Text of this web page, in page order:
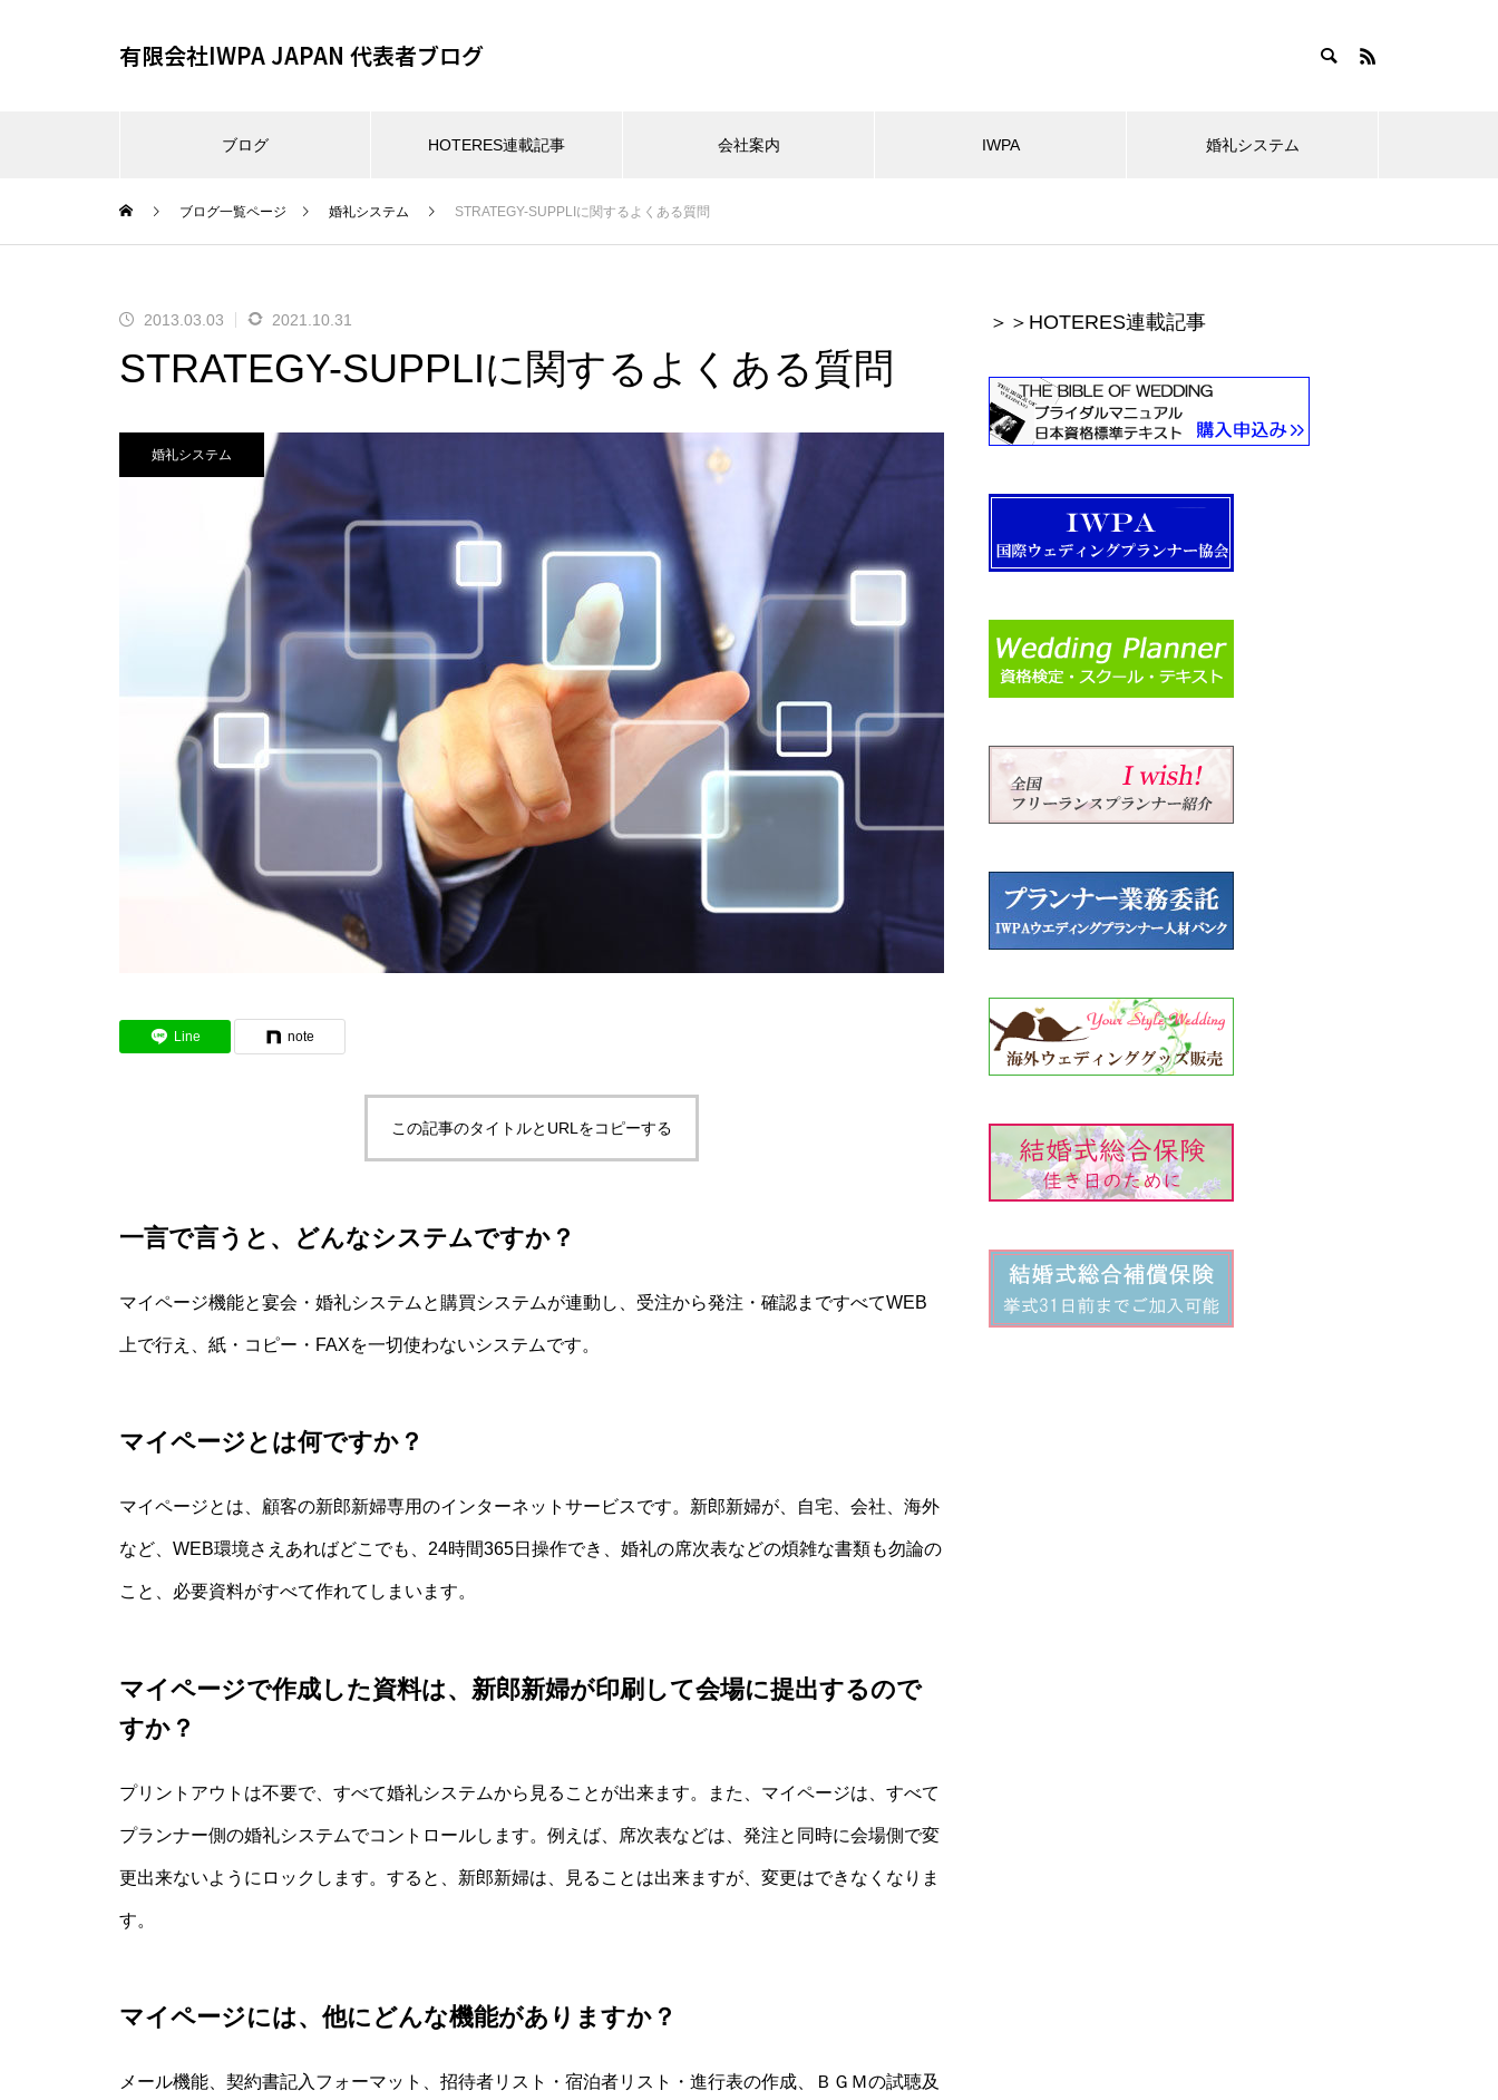
有限会社IWPA JAPAN 代表者ブログ
ブログ HOTERES連載記事 会社案内 IWPA 婚礼システム
ブログ一覧ページ 婚礼システム STRATEGY-SUPPLIに関するよくある質問
2013.03.03 2021.10.31
STRATEGY-SUPPLIに関するよくある質問
婚礼システム
Line note
この記事のタイトルとURLをコピーする
一言で言うと、どんなシステムですか？
マイページ機能と宴会・婚礼システムと購買システムが連動し、受注から発注・確認まですべてWEB
上で行え、紙・コピー・FAXを一切使わないシステムです。
マイページとは何ですか？
マイページとは、顧客の新郎新婦専用のインターネットサービスです。新郎新婦が、自宅、会社、海外
など、WEB環境さえあればどこでも、24時間365日操作でき、婚礼の席次表などの煩雑な書類も勿論の
こと、必要資料がすべて作れてしまいます。
マイページで作成した資料は、新郎新婦が印刷して会場に提出するので
すか？
プリントアウトは不要で、すべて婚礼システムから見ることが出来ます。また、マイページは、すべて
プランナー側の婚礼システムでコントロールします。例えば、席次表などは、発注と同時に会場側で変
更出来ないようにロックします。すると、新郎新婦は、見ることは出来ますが、変更はできなくなりま
す。
マイページには、他にどんな機能がありますか？
メール機能、契約書記入フォーマット、招待者リスト・宿泊者リスト・進行表の作成、ＢＧＭの試聴及
＞＞HOTERES連載記事